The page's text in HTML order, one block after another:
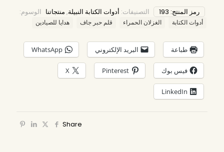
رمز المنتج: 193 التصنيفات: أدوات الكتابة النبيلة, منتجاتنا الوسوم:
أدوات الكتابة الغزلان الحمراء قلم حبر جاف هدايا للصيادين
طباعة البريد الإلكتروني WhatsApp
فيس بوك Pinterest
X
LinkedIn
Share